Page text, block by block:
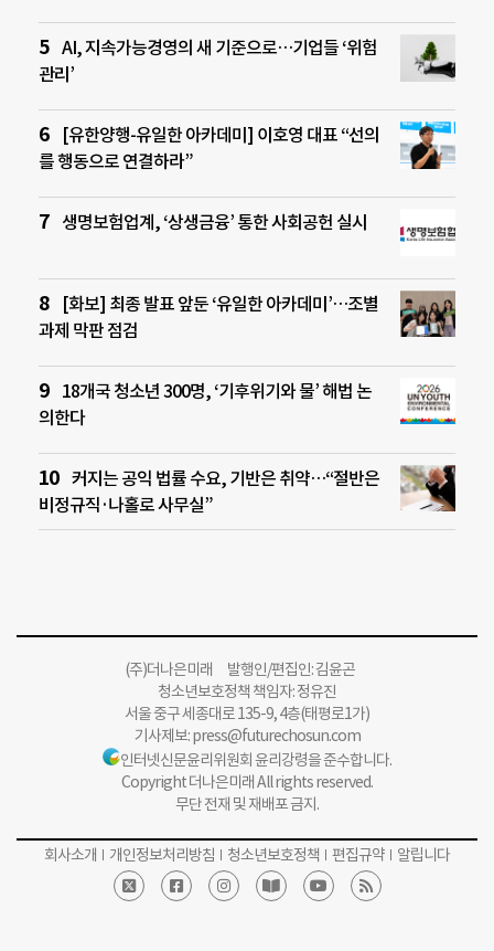
AI, 지속가능경영의 새 기준으로…기업들 ‘위험
관리’
[유한양행-유일한 아카데미] 이호영 대표 “선의
를 행동으로 연결하라”
생명보험업계, ‘상생금융’ 통한 사회공헌 실시
[화보] 최종 발표 앞둔 ‘유일한 아카데미’…조별
과제 막판 점검
18개국 청소년 300명, ‘기후위기와 물’ 해법 논
의한다
커지는 공익 법률 수요, 기반은 취약…“절반은
비정규직·나홀로 사무실”
(주)더나은미래 발행인/편집인: 김윤곤
청소년보호정책 책임자: 정유진
서울 중구 세종대로 135-9, 4층(태평로1가)
기사제보:press@futurechosun.com
인터넷신문윤리위원회 윤리강령을 준수합니다.
Copyright 더나은미래 All rights reserved.
무단 전재 및 재배포 금지.
회사소개 개인정보처리방침 청소년보호정책 편집규약 알립니다